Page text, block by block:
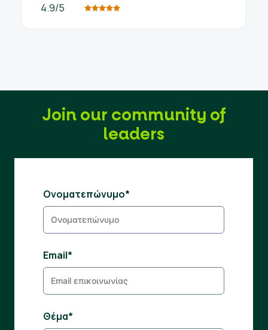
4.9/5
Join our community of
leaders
Ονοματεπώνυμο*
Email*
Θέμα*